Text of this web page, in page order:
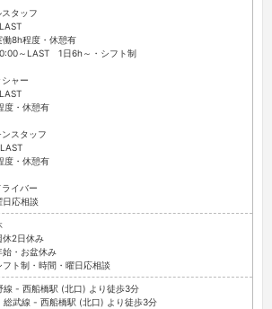
タッフ
働8h程度・休憩有
～LAST 1日6h～・シフト制
ャー
度・休憩有
スタッフ
度・休憩有
イバー
日応相談
休2日休み
始・お盆休み
フト制・時間・曜日応相談
線 - 西船橋駅 (北口) より徒歩3分
総武線 - 西船橋駅 (北口) より徒歩3分